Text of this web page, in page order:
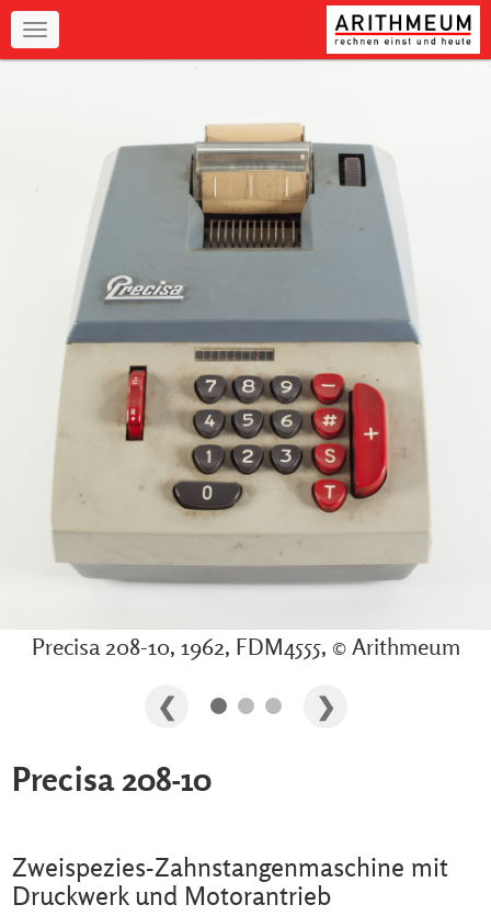
Navigation
Precisa 208-10, 1962, FDM4555, © Arithmeum
Precisa 208-10
Zweispezies-Zahnstangenmaschine mit
Druckwerk und Motorantrieb